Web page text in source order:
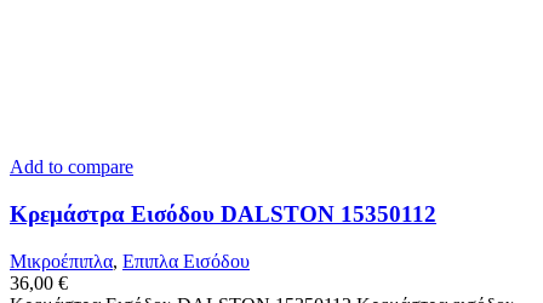
Add to compare
Κρεμάστρα Εισόδου DALSTON 15350112
Μικροέπιπλα, Επιπλα Εισόδου
36,00 €